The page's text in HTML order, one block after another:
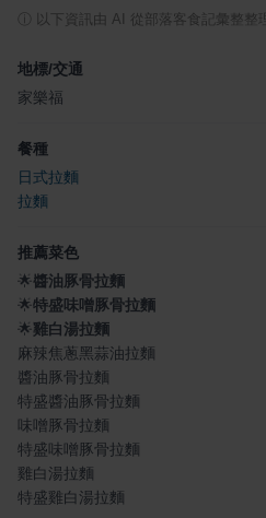
以下資訊由 AI 從部落客食記彙整整理
地標/交通
家樂福
餐種
日式拉麵
拉麵
推薦菜色
🌟醬油豚骨拉麵
🌟特盛味噌豚骨拉麵
🌟雞白湯拉麵
麻辣焦蔥黑蒜油拉麵
醬油豚骨拉麵
特盛醬油豚骨拉麵
味噌豚骨拉麵
特盛味噌豚骨拉麵
雞白湯拉麵
特盛雞白湯拉麵